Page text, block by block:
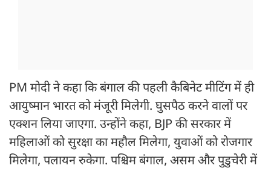
PM मोदी ने कहा कि बंगाल की पहली कैबिनेट मीटिंग में ही
आयुष्मान भारत को मंजूरी मिलेगी. घुसपैठ करने वालों पर
एक्शन लिया जाएगा. उन्होंने कहा, BJP की सरकार में
महिलाओं को सुरक्षा का महौल मिलेगा, युवाओं को रोजगार
मिलेगा, पलायन रुकेगा. पश्चिम बंगाल, असम और पुडुचेरी में